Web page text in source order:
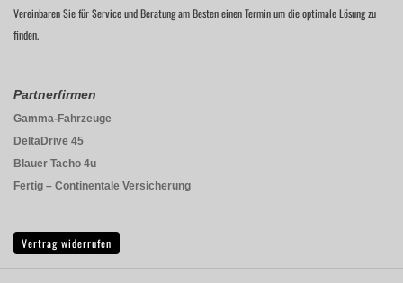
Vereinbaren Sie für Service und Beratung am Besten einen Termin um die optimale Lösung zu
finden.
Partnerfirmen
Gamma-Fahrzeuge
DeltaDrive 45
Blauer Tacho 4u
Fertig – Continentale Versicherung
Vertrag widerrufen